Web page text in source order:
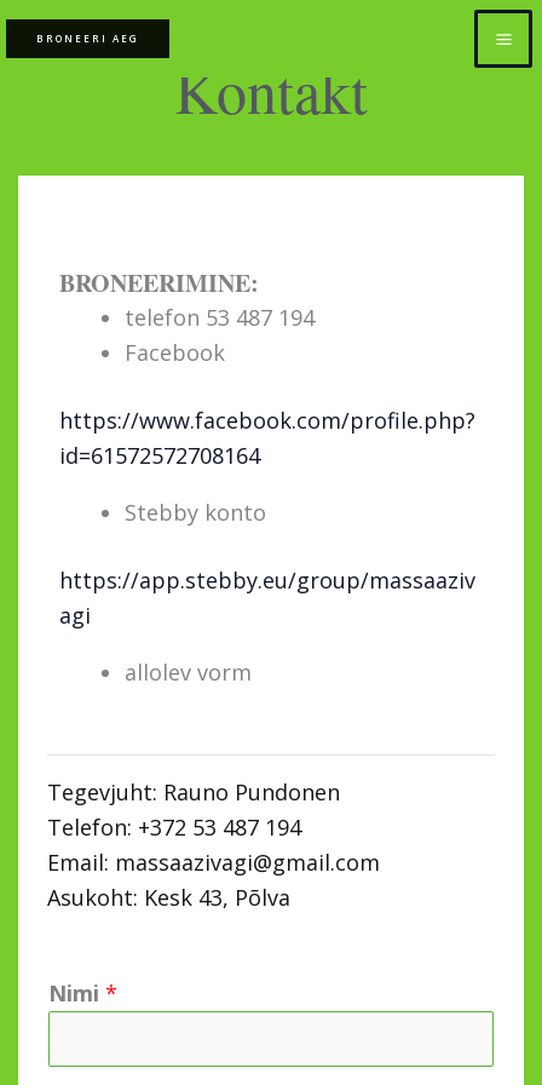
Skip
to
BRONEERI AEG
Kontakt
BRONEERIMINE:
telefon 53 487 194
Facebook
https://www.facebook.com/profile.php?
id=61572572708164
Stebby konto
https://app.stebby.eu/group/massaaziv
agi
allolev vorm
Tegevjuht: Rauno Pundonen
Telefon: +372 53 487 194
Email: massaazivagi@gmail.com
Asukoht: Kesk 43, Põlva
S
õ
Nimi *